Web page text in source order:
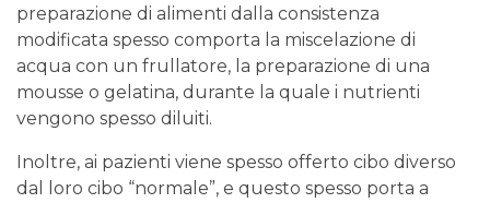
preparazione di alimenti dalla consistenza
modificata spesso comporta la miscelazione di
acqua con un frullatore, la preparazione di una
mousse o gelatina, durante la quale i nutrienti
vengono spesso diluiti.
Inoltre, ai pazienti viene spesso offerto cibo diverso
dal loro cibo “normale”, e questo spesso porta a